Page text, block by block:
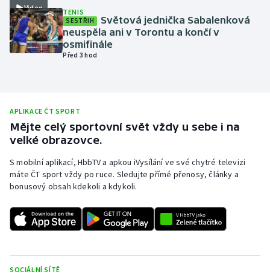
Parasport
Plavání
Ragby
Rychlobruslení
Rychlostní kanoistika
Sportovní střelba
Stolní tenis
Video TENIS
SESTŘIH
Světová jednička Sabalenková
neuspěla ani v Torontu a končí v
osmifinále
Před 3 hod
APLIKACE ČT SPORT
Mějte celý sportovní svět vždy u sebe i na
velké obrazovce.
S mobilní aplikací, HbbTV a apkou iVysílání ve své chytré televizi
máte ČT sport vždy po ruce. Sledujte přímé přenosy, články a
bonusový obsah kdekoli a kdykoli.
SOCIÁLNÍ SÍTĚ